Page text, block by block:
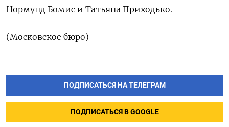
Нормунд Бомис и Татьяна Приходько.
(Московское бюро)
ПОДПИСАТЬСЯ НА ТЕЛЕГРАМ
ПОДПИСАТЬСЯ В GOOGLE